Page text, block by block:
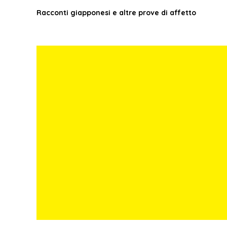
Racconti giapponesi e altre prove di affetto